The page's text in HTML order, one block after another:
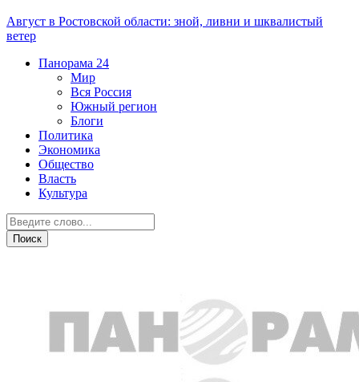
Август в Ростовской области: зной, ливни и шквалистый
ветер
Панорама 24
Мир
Вся Россия
Южный регион
Блоги
Политика
Экономика
Общество
Власть
Культура